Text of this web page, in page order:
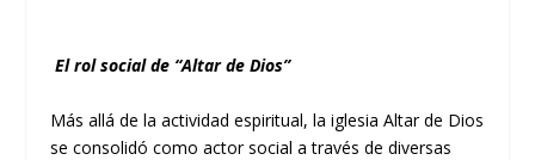
El rol social de “Altar de Dios”
Más allá de la actividad espiritual, la iglesia Altar de Dios
se consolidó como actor social a través de diversas